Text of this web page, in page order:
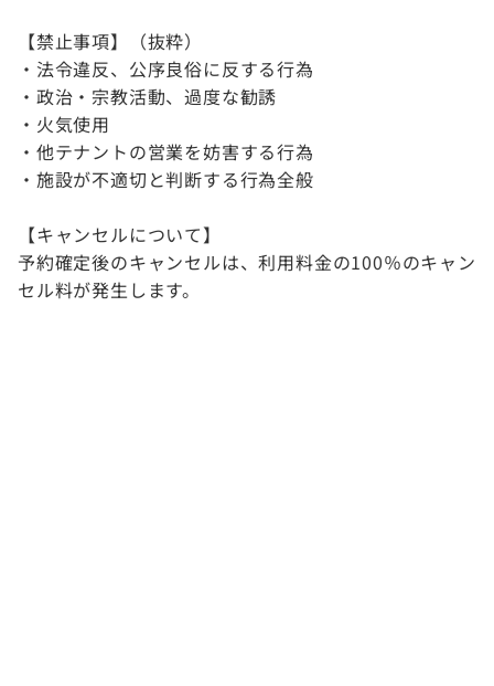
【禁止事項】（抜粋）
・法令違反、公序良俗に反する行為
・政治・宗教活動、過度な勧誘
・火気使用
・他テナントの営業を妨害する行為
・施設が不適切と判断する行為全般
【キャンセルについて】
予約確定後のキャンセルは、利用料金の100％のキャン
セル料が発生します。